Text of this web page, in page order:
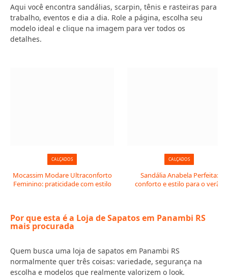
Aqui você encontra sandálias, scarpin, tênis e rasteiras para
trabalho, eventos e dia a dia. Role a página, escolha seu
modelo ideal e clique na imagem para ver todos os
detalhes.
CALÇADOS
Mocassim Modare Ultraconforto
Feminino: praticidade com estilo
CALÇADOS
Sandália Anabela Perfeita:
conforto e estilo para o verão
Por que esta é a Loja de Sapatos em Panambi RS
mais procurada
Quem busca uma loja de sapatos em Panambi RS
normalmente quer três coisas: variedade, segurança na
escolha e modelos que realmente valorizem o look.